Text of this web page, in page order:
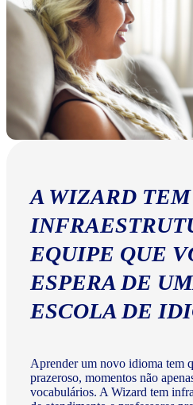
A WIZARD TEM
EQUIPE QUE
ESPERA DE
ESCOLA DE
Aprender um novo idioma tem
prazeroso, momentos não
vocabulários. A Wizard tem